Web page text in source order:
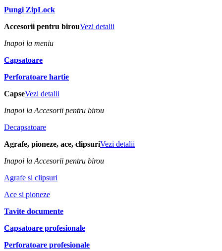
Pungi ZipLock
Accesorii pentru birouVezi detalii
Inapoi la meniu
Capsatoare
Perforatoare hartie
CapseVezi detalii
Inapoi la Accesorii pentru birou
Decapsatoare
Agrafe, pioneze, ace, clipsuriVezi detalii
Inapoi la Accesorii pentru birou
Agrafe si clipsuri
Ace si pioneze
Tavite documente
Capsatoare profesionale
Perforatoare profesionale